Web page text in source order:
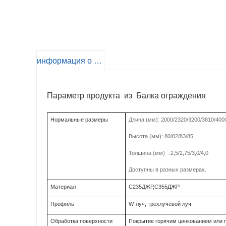
информация о продукте
Параметр продукта из Балка ограждения
Нормальные размеры Длина (мм): 2000/2320/3200/3810/
Высота (мм): 80/82/83/85
Толщина (мм) :2,5/2,75/3,0/4,0
Доступны в разных размерах.
Материал С235ДЖР,С355ДЖР
Профиль W-луч, трехлучевой луч
Обработка поверхности Покрытие горячим цинкованием или